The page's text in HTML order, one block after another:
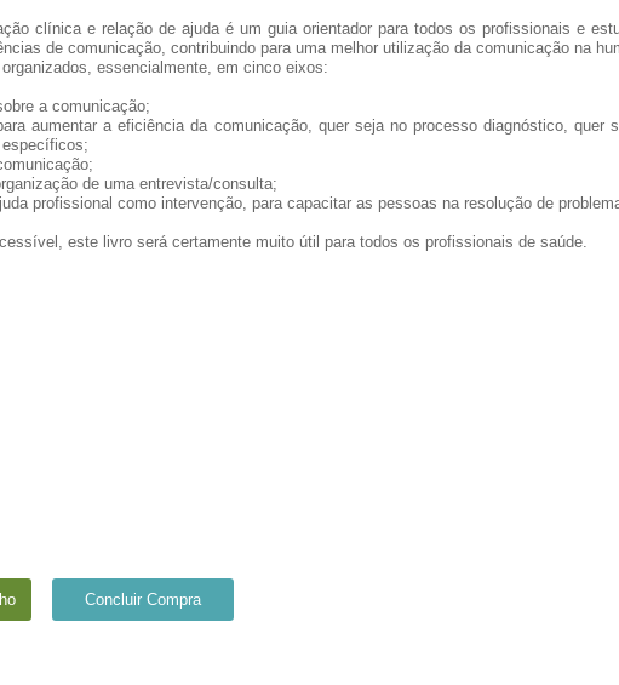
clínica e relação de ajuda é um guia orientador para todos os profissionais e
de comunicação, contribuindo para uma melhor utilização da comunicação na
essencialmente, em cinco eixos:
a comunicação;
aumentar a eficiência da comunicação, quer seja no processo diagnóstico, quer
de uma entrevista/consulta;
profissional como intervenção, para capacitar as pessoas na resolução de
este livro será certamente muito útil para todos os profissionais de saúde.
Concluir Compra